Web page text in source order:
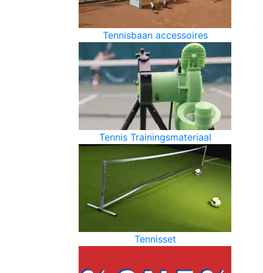
Tennisbaan accessoires
Tennis Trainingsmateriaal
Tennisset